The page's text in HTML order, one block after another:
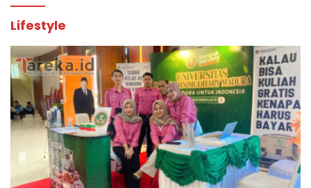
Lifestyle